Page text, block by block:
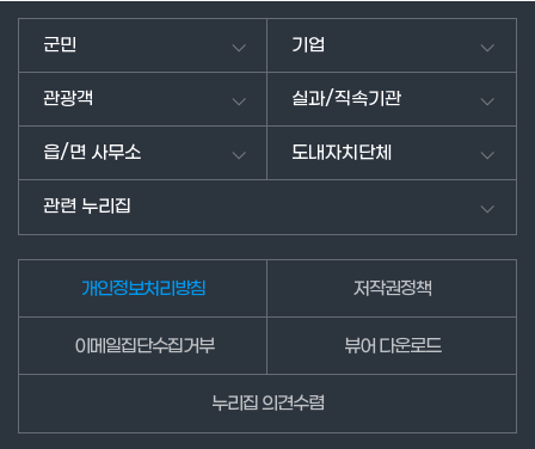
의
을
군민 기업
관광객 실과/직속기관
읍/면 사무소 도내자치단체
관련 누리집
개인정보처리방침 저작권정책
이메일집단수집거부 뷰어 다운로드
누리집 의견수렴